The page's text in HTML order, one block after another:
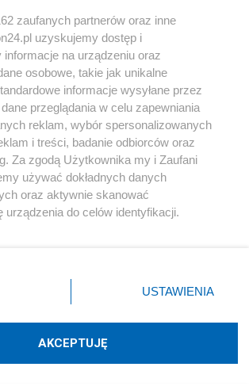
Facebook Instagram Youtube
dostarcza:W3media.pl
zaufanych partnerów oraz inne
uzyskujemy dostęp i
informacje na urządzeniu oraz
osobowe, takie jak unikalne
informacje wysyłane przez
przeglądania w celu zapewniania
reklam, wybór spersonalizowanych
i treści, badanie odbiorców oraz
Za zgodą Użytkownika my i Zaufani
używać dokładnych danych
oraz aktywnie skanować
urządzenia do celów identyfikacji.
klikając przycisk ustawień prywatności
lewym dolnym rogu strony
danych nie wymagają zgody
masz prawo sprzeciwić się takiemu
USTAWIENIA
AKCEPTUJĘ